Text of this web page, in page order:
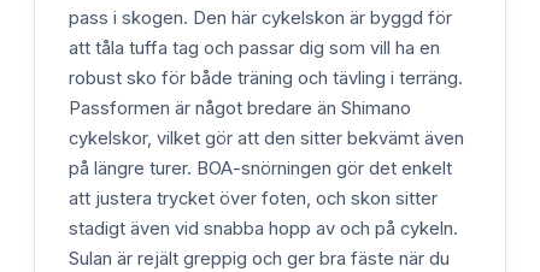
pass i skogen. Den här cykelskon är byggd för
att tåla tuffa tag och passar dig som vill ha en
robust sko för både träning och tävling i terräng.
Passformen är något bredare än Shimano
cykelskor, vilket gör att den sitter bekvämt även
på längre turer. BOA-snörningen gör det enkelt
att justera trycket över foten, och skon sitter
stadigt även vid snabba hopp av och på cykeln.
Sulan är rejält greppig och ger bra fäste när du